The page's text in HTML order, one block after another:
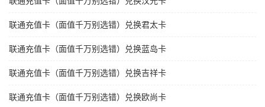
联通充值卡（面值千万别选错）兑换君太卡
联通充值卡（面值千万别选错）兑换蓝岛卡
联通充值卡（面值千万别选错）兑换吉祥卡
联通充值卡（面值千万别选错）兑换欧尚卡